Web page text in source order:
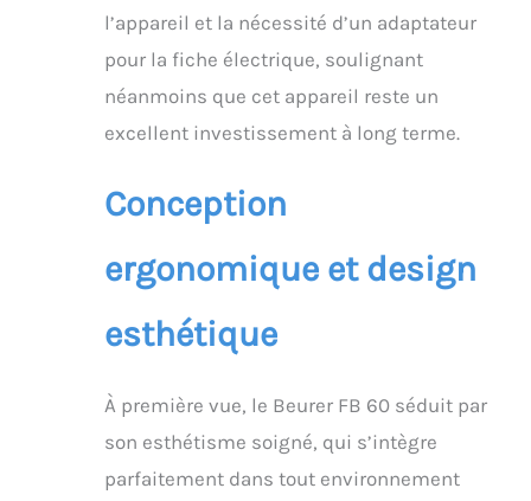
l’appareil et la nécessité d’un adaptateur
pour la fiche électrique, soulignant
néanmoins que cet appareil reste un
excellent investissement à long terme.
Conception
ergonomique et design
esthétique
À première vue, le Beurer FB 60 séduit par
son esthétisme soigné, qui s’intègre
parfaitement dans tout environnement